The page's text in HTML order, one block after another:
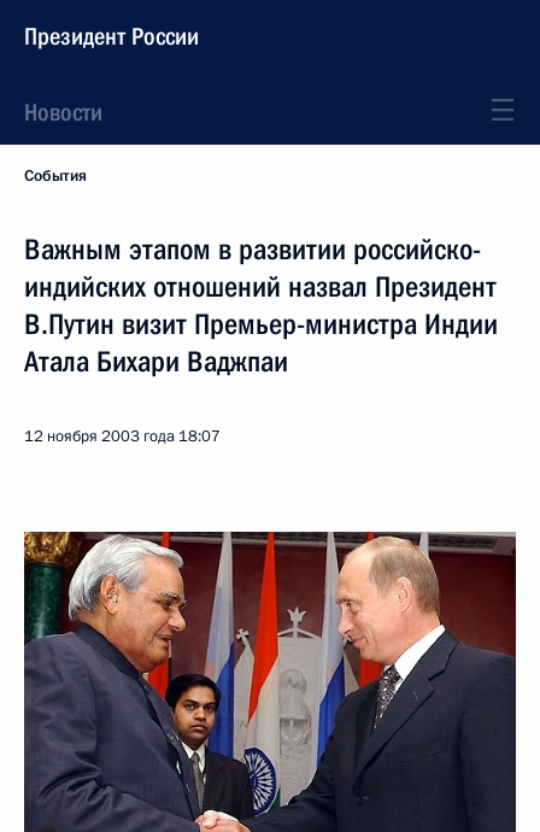
Президент России
Новости
События
Важным этапом в развитии российско-
индийских отношений назвал Президент
В.Путин визит Премьер-министра Индии
Атала Бихари Ваджпаи
12 ноября 2003 года 18:07